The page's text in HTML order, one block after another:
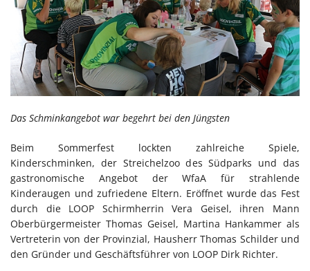
Das Schminkangebot war begehrt bei den Jüngsten
Beim Sommerfest lockten zahlreiche Spiele,
Kinderschminken, der Streichelzoo des Südparks und das
gastronomische Angebot der WfaA für strahlende
Kinderaugen und zufriedene Eltern. Eröffnet wurde das Fest
durch die LOOP Schirmherrin Vera Geisel, ihren Mann
Oberbürgermeister Thomas Geisel, Martina Hankammer als
Vertreterin von der Provinzial, Hausherr Thomas Schilder und
den Gründer und Geschäftsführer von LOOP Dirk Richter.